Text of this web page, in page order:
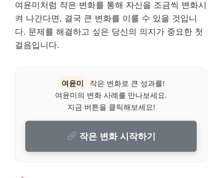
여윤미처럼 작은 변화를 통해 자신을 조금씩 변화시
켜 나간다면, 결국 큰 변화를 이룰 수 있을 것입니
다. 문제를 해결하고 싶은 당신의 의지가 중요한 첫
걸음입니다.
여윤미
작은 변화로 큰 성과를!
여윤미의 변화 사례를 만나보세요.
지금 버튼을 클릭해보세요!
작은 변화 시작하기